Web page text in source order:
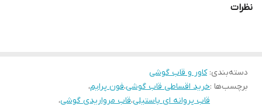
پوشانده شده که جلوه‌ای فلزی و آینه‌ای دارد. این فریم در کنار بدنه
ذرات اکلیلی هوشمند:اکلیل‌های ستاره‌ای داخل بدنه شفاف قاب، به
گونه‌ای توزیع شده‌اند که مانع از دیده شدن لوگوی سامسونگ نشوند
و در عین حال درخشش خیره‌کننده‌ای زیر نور داشته باشند.
نظرات
دسته‌بندی:کاور و قاب گوشی
برچسب‌ها :خرید اقساطی قاب گوشی،فون پرایم،
قاب پروانه ای پاستیلی،قاب مرواریدی گوشی،